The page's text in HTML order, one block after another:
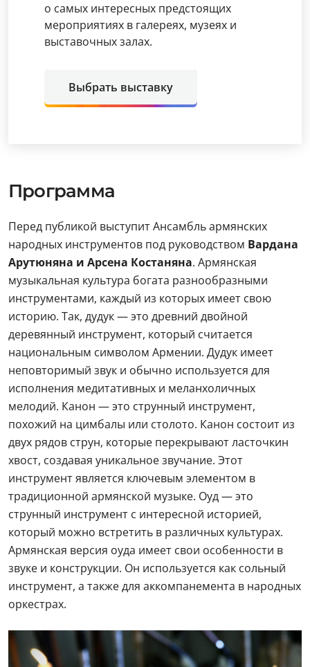
о самых интересных предстоящих
мероприятиях в галереях, музеях и
выставочных залах.
Выбрать выставку
Программа
Перед публикой выступит Ансамбль армянских
народных инструментов под руководством Вардана
Арутюняна и Арсена Костаняна. Армянская
музыкальная культура богата разнообразными
инструментами, каждый из которых имеет свою
историю. Так, дудук — это древний двойной
деревянный инструмент, который считается
национальным символом Армении. Дудук имеет
неповторимый звук и обычно используется для
исполнения медитативных и меланхоличных
мелодий. Канон — это струнный инструмент,
похожий на цимбалы или столото. Канон состоит из
двух рядов струн, которые перекрывают ласточкин
хвост, создавая уникальное звучание. Этот
инструмент является ключевым элементом в
традиционной армянской музыке. Оуд — это
струнный инструмент с интересной историей,
который можно встретить в различных культурах.
Армянская версия оуда имеет свои особенности в
звуке и конструкции. Он используется как сольный
инструмент, а также для аккомпанемента в народных
оркестрах.